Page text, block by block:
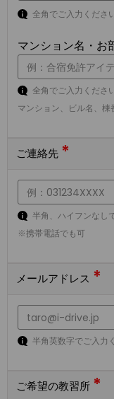
全角でご入力くださ
マンション名・お
全角でご入力くださ
マンション、ビル名、棟
ご連絡先 *
半角、ハイフンなし
※携帯電話でも可
メールアドレス *
半角英数字でご入力
ご希望の教習所 *